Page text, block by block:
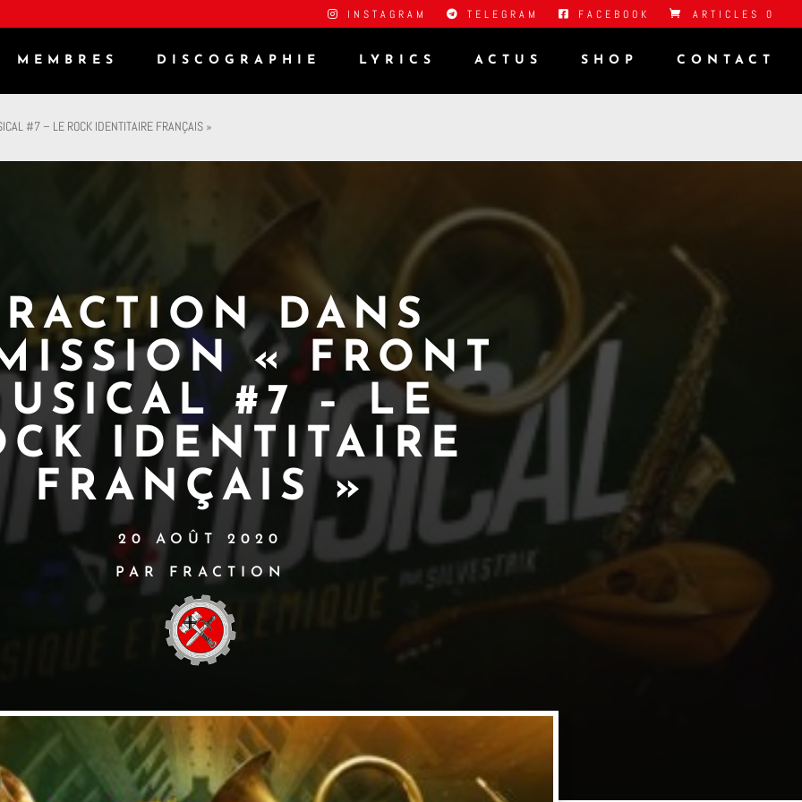
INSTAGRAM TELEGRAM FACEBOOK ARTICLES 0
MEMBRES DISCOGRAPHIE LYRICS ACTUS SHOP CONTACT
#7 – LE ROCK IDENTITAIRE FRANÇAIS »
DANS
« FRONT
#7 – LE
IDENTITAIRE
FRANÇAIS »
20 AOÛT 2020
PAR FRACTION